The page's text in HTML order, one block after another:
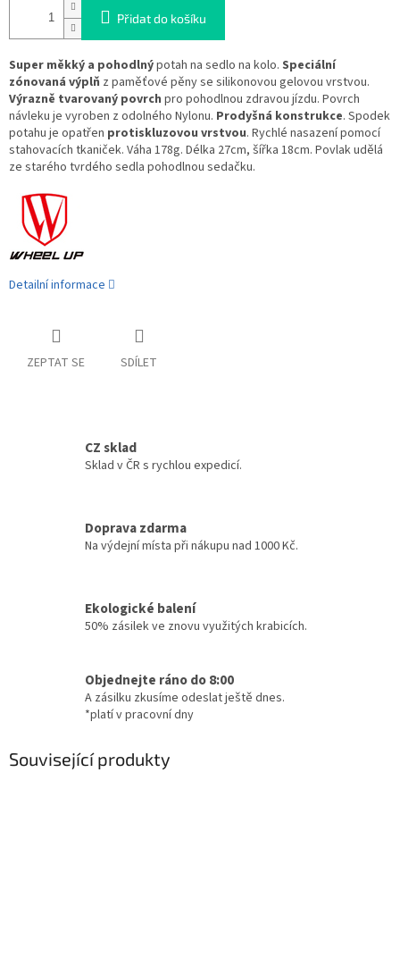
Přidat do košíku
Super měkký a pohodlnýpotah na sedlo na kolo. Speciální
zónovaná výplň z paměťové pěny se silikonovou gelovou vrstvou.
Výrazně tvarovaný povrch pro pohodlnou zdravou jízdu. Povrch
návleku je vyroben z odolného Nylonu. Prodyšná konstrukce. Spodek
potahu je opatřen protiskluzovou vrstvou. Rychlé nasazení pomocí
stahovacích tkaniček. Váha 178g. Délka 27cm, šířka 18cm. Povlak udělá
ze starého tvrdého sedla pohodlnou sedačku.
Detailní informace
ZEPTAT SE SDÍLET
CZ sklad
Sklad v ČR s rychlou expedicí.
Doprava zdarma
Na výdejní místa při nákupu nad 1000 Kč.
Ekologické balení
50% zásilek ve znovu využitých krabicích.
Objednejte ráno do 8:00
A zásilku zkusíme odeslat ještě dnes.
*platí v pracovní dny
Související produkty